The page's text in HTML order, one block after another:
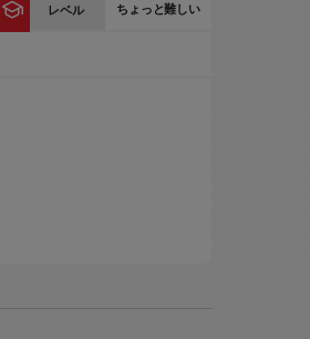
レベル ちょっと難しい